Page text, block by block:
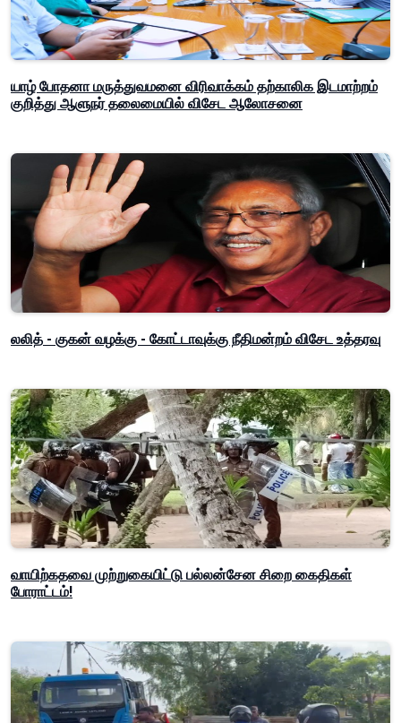
யாழ் போதனா மருத்துவமனை விரிவாக்கம் தற்காலிக இடமாற்றம்
குறித்து ஆளுநர் தலைமையில் விசேட ஆலோசனை
லலித் - குகன் வழக்கு - கோட்டாவுக்கு நீதிமன்றம் விசேட உத்தரவு
வாயிற்கதவை முற்றுகையிட்டு பல்லன்சேன சிறை கைதிகள்
போராட்டம்!